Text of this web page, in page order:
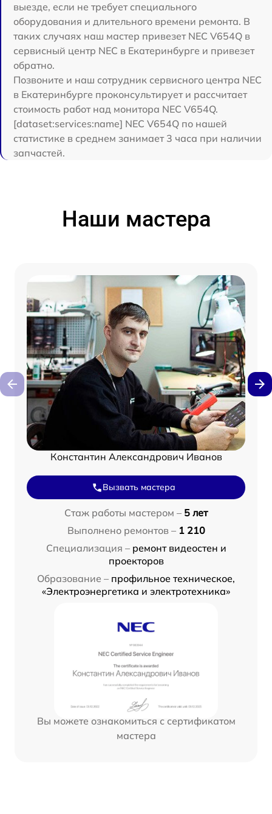
выезде, если не требует специального
оборудования и длительного времени ремонта. В
таких случаях наш мастер привезет NEC V654Q в
сервисный центр NEC в Екатеринбурге и привезет
обратно.
Позвоните и наш сотрудник сервисного центра NEC
в Екатеринбурге проконсультирует и рассчитает
стоимость работ над монитора NEC V654Q.
[dataset:services:name] NEC V654Q по нашей
статистике в среднем занимает 3 часа при наличии
запчастей.
Наши мастера
Константин Александрович Иванов
Вызвать мастера
Стаж работы мастером – 5 лет
Выполнено ремонтов – 1 210
Специализация – ремонт видеостен и
проекторов
Образование – профильное техническое,
«Электроэнергетика и электротехника»
Вы можете ознакомиться с сертификатом
мастера